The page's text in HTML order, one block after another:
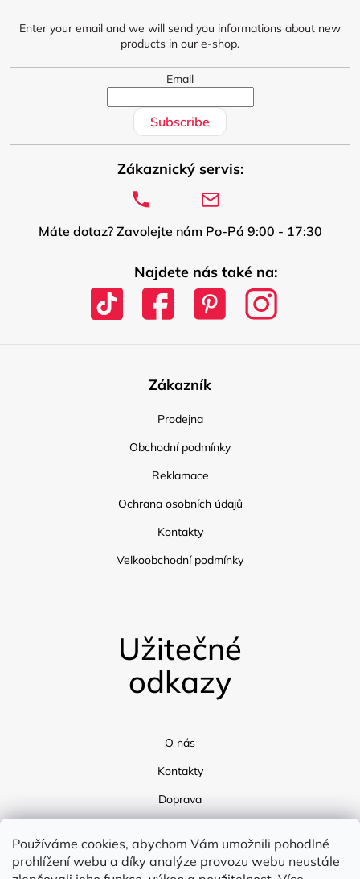
Používáme cookies, abychom Vám umožnili pohodlné
prohlížení webu a díky analýze provozu webu neustále
Enter your email and we will send you informations about new
products in our e-shop.
Email
Subscribe
Zákaznický servis:
Máte dotaz? Zavolejte nám Po-Pá 9:00 - 17:30
Najdete nás také na:
Zákazník
Prodejna
Obchodní podmínky
Reklamace
Ochrana osobních údajů
Kontakty
Velkoobchodní podmínky
Užitečné
odkazy
O nás
Kontakty
Doprava